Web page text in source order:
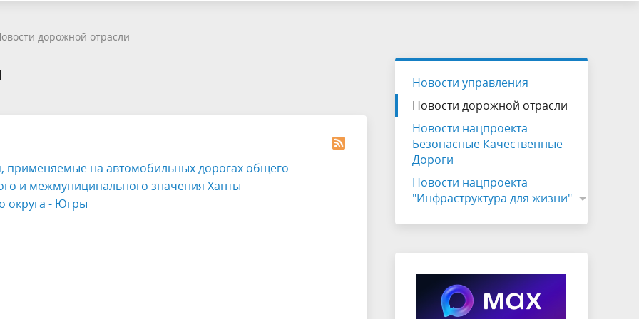
дорожной отрасли
на автомобильных дорогах общего
и межмуниципального значения Ханты-
округа - Югры
Новости управления
Новости дорожной отрасли
Новости нацпроекта
Безопасные Качественные
Дороги
Новости нацпроекта
"Инфраструктура для жизни"